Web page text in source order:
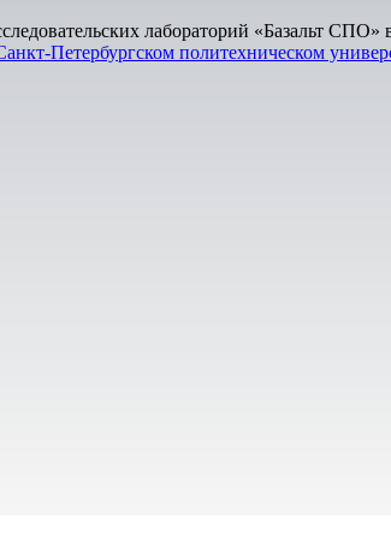
лабораторий «Базальт СПО»
Петербургском политехническом